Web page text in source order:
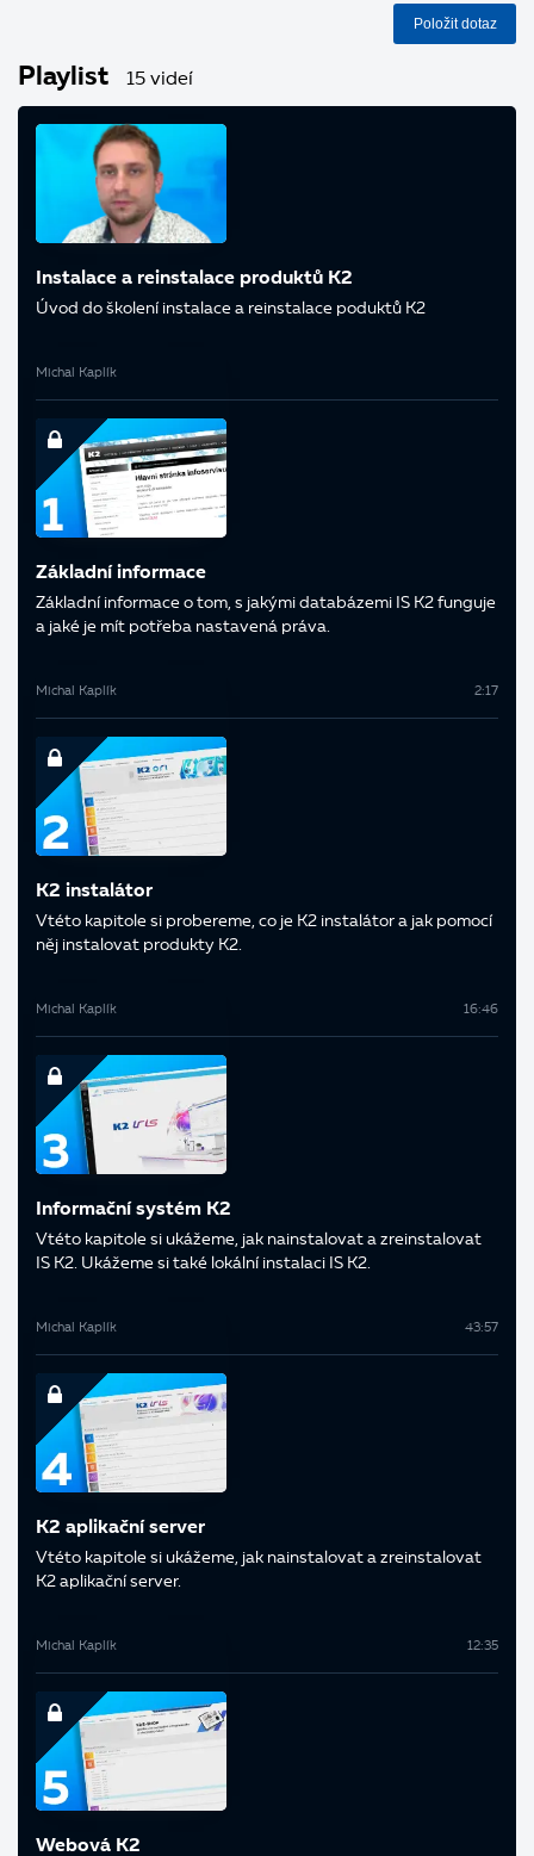
Položit dotaz
Playlist 15 videí
Instalace a reinstalace produktů K2
Úvod do školení instalace a reinstalace poduktů K2
Michal Kaplík
Základní informace
Základní informace o tom, s jakými databázemi IS K2 funguje
a jaké je mít potřeba nastavená práva.
Michal Kaplík 2:17
K2 instalátor
V této kapitole si probereme, co je K2 instalátor a jak pomocí
něj instalovat produkty K2.
Michal Kaplík 16:46
Informační systém K2
V této kapitole si ukážeme, jak nainstalovat a zreinstalovat
IS K2. Ukážeme si také lokální instalaci IS K2.
Michal Kaplík 43:57
K2 aplikační server
V této kapitole si ukážeme, jak nainstalovat a zreinstalovat
K2 aplikační server.
Michal Kaplík 12:35
Webová K2